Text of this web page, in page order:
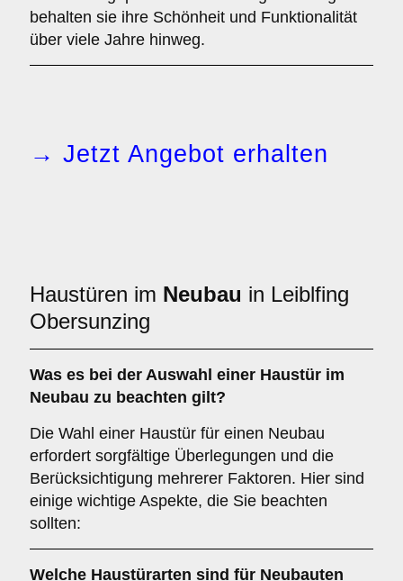
behalten sie ihre Schönheit und Funktionalität
über viele Jahre hinweg.
→ Jetzt Angebot erhalten
Haustüren im Neubau in Leiblfing
Obersunzing
Was es bei der Auswahl einer Haustür im
Neubau zu beachten gilt?
Die Wahl einer Haustür für einen Neubau
erfordert sorgfältige Überlegungen und die
Berücksichtigung mehrerer Faktoren. Hier sind
einige wichtige Aspekte, die Sie beachten
sollten:
Welche Haustürarten sind für Neubauten